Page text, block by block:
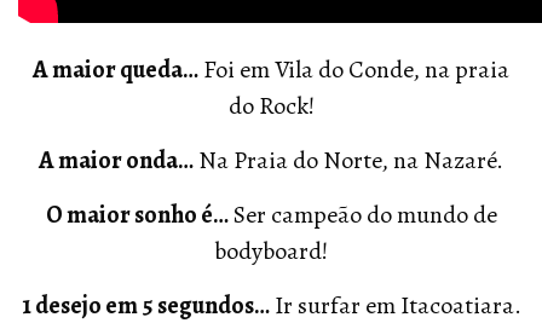
A maior queda…Foi em Vila do Conde, na praia
do Rock!
A maior onda…Na Praia do Norte, na Nazaré.
O maior sonho é…Ser campeão do mundo de
bodyboard!
1 desejo em 5 segundos…Ir surfar em Itacoatiara.